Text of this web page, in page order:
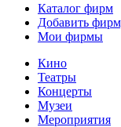
Каталог фирм
Добавить
Мои фирмы
Кино
Театры
Концерты
Музеи
Мероприятия